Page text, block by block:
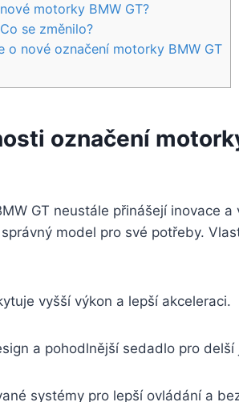
motorky BMW GT?
se změnilo?
o nové označení motorky BMW GT
označení
GT neustále přinášejí inovace a
model pro své potřeby.
vyšší výkon a lepší akceleraci.
a pohodlnější sedadlo pro delší
systémy pro lepší ovládání a